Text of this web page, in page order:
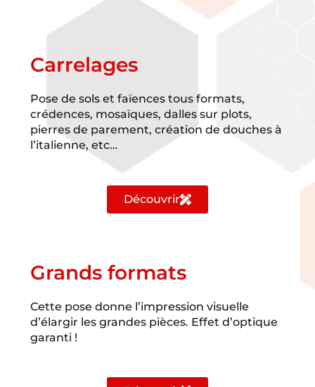
Carrelages
Pose de sols et faïences tous formats,
crédences, mosaïques, dalles sur plots,
pierres de parement, création de douches à
l’italienne, etc…
Découvrir
Grands formats
Cette pose donne l’impression visuelle
d’élargir les grandes pièces. Effet d’optique
garanti !